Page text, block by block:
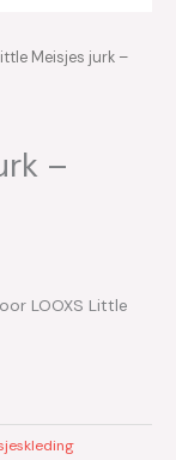
Meisjes jurk –
–
LOOXS Little